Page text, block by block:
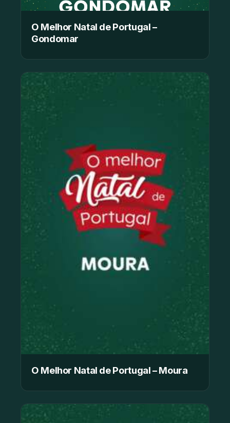
O Melhor Natal de Portugal –
Gondomar
O Melhor Natal de Portugal – Moura